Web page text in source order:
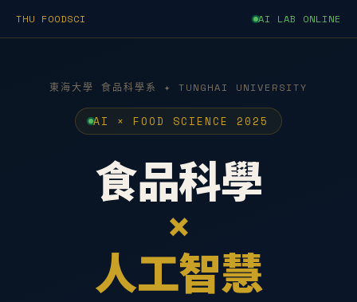
THU FOODSCI AI LAB ONLINE
東海大學 食品科學系 ✦ TUNGHAI UNIVERSITY
AI × FOOD SCIENCE 2025
食品科學
×
人工智慧